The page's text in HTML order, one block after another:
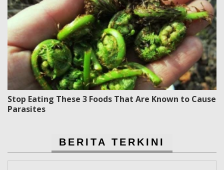
Stop Eating These 3 Foods That Are Known to Cause
Parasites
BERITA TERKINI